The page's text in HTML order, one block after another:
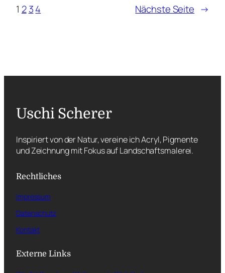
1 2 34 Nächste Seite →
Uschi Scherer
Inspiriert von der Natur, vereine ich Acryl, Pigmente
und Zeichnung mit Fokus auf Landschaftsmalerei.
Rechtliches
Impressum
Datenschutz
Kontakt
Externe Links